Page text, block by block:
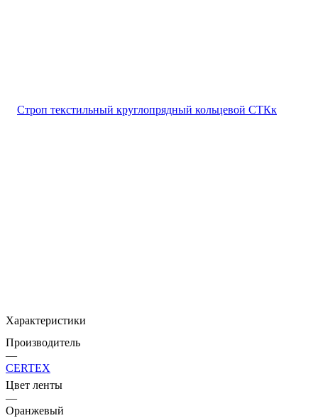
Характеристики
Производитель
—
CERTEX
Цвет ленты
—
Оранжевый